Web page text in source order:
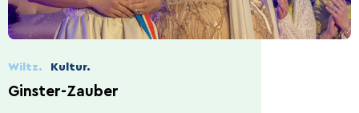
Wiltz. Kultur.
Ginster-Zauber